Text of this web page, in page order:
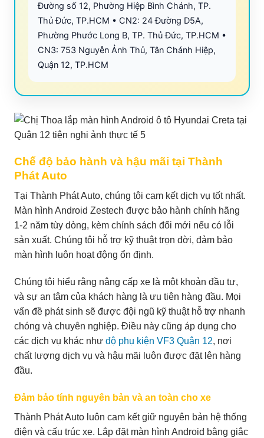
Đường số 12, Phường Hiệp Bình Chánh, TP.
Thủ Đức, TP.HCM • CN2: 24 Đường D5A,
Phường Phước Long B, TP. Thủ Đức, TP.HCM •
CN3: 753 Nguyễn Ảnh Thủ, Tân Chánh Hiệp,
Quận 12, TP.HCM
Chế độ bảo hành và hậu mãi tại Thành
Phát Auto
Tại Thành Phát Auto, chúng tôi cam kết dịch vụ tốt nhất.
Màn hình Android Zestech được bảo hành chính hãng
1-2 năm tùy dòng, kèm chính sách đổi mới nếu có lỗi
sản xuất. Chúng tôi hỗ trợ kỹ thuật trọn đời, đảm bảo
màn hình luôn hoạt động ổn định.
Chúng tôi hiểu rằng nâng cấp xe là một khoản đầu tư,
và sự an tâm của khách hàng là ưu tiên hàng đầu. Mọi
vấn đề phát sinh sẽ được đội ngũ kỹ thuật hỗ trợ nhanh
chóng và chuyên nghiệp. Điều này cũng áp dụng cho
các dịch vụ khác như độ phụ kiện VF3 Quận 12, nơi
chất lượng dịch vụ và hậu mãi luôn được đặt lên hàng
đầu.
Đảm bảo tính nguyên bản và an toàn cho xe
Thành Phát Auto luôn cam kết giữ nguyên bản hệ thống
điện và cấu trúc xe. Lắp đặt màn hình Android bằng giắc